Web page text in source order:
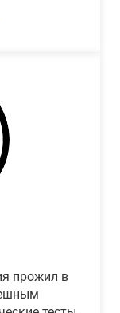
прожил в